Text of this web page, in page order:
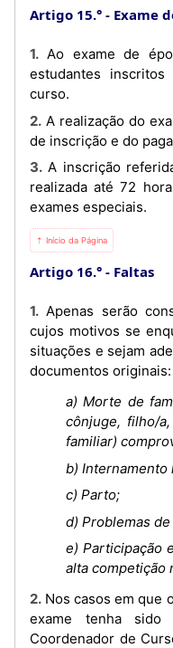
Artigo 15.° Exame
1. Ao exame de época especial são admitidos os
estudantes
curso.
2. A realização do exame de época especial depende
de inscrição e do
3. A inscrição referida no número anterior deve ser
realizada até 72
exames especiais.
⇡ Início da Página
Artigo 16.° Faltas
1. Apenas serão consideradas justificadas as faltas
cujos motivos se
situações e sejam
documentos originais:
a) Morte de
cônjuge, filho/
familiar)
b) Internamento
c) Parto;
d) Problemas
e) Participação
alta competição
2. Nos casos em que o impedimento à apresentação a
exame tenha sido
Coordenador de